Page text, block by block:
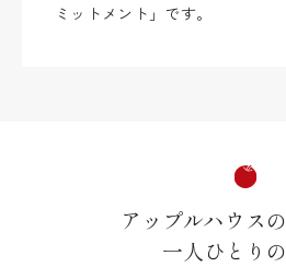
ミットメント」です。
アップルハウス
一人ひとり